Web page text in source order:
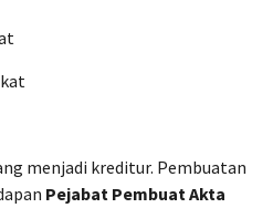
menjadi kreditur. Pembuatan
Pejabat Pembuat Akta